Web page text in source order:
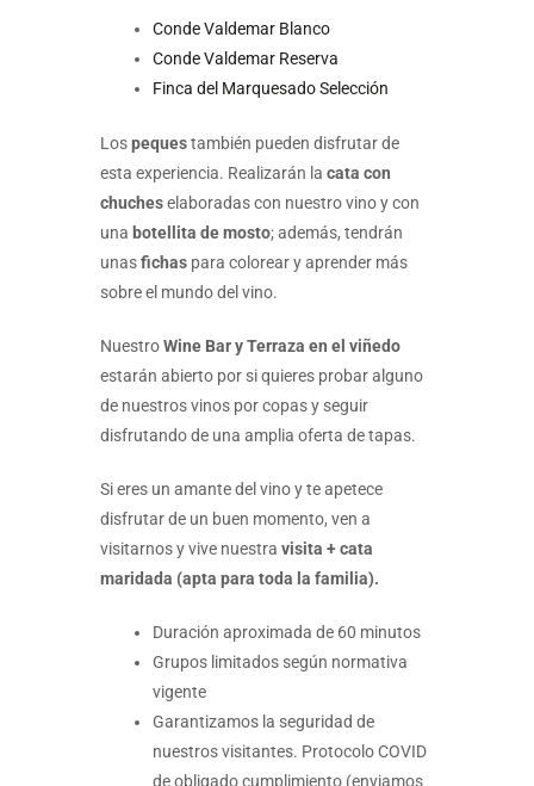
Conde Valdemar Blanco
Conde Valdemar Reserva
Finca del Marquesado Selección
Lospequestambién pueden disfrutar de
esta experiencia. Realizarán la cata con
chucheselaboradas con nuestro vino y con
una botellita de mosto; además, tendrán
unasfichas para colorear y aprender más
sobre el mundo del vino.
NuestroWine Bar y Terraza en el viñedo
estarán abierto por si quieres probar alguno
de nuestros vinos por copas y seguir
disfrutando de una amplia oferta de tapas.
Si eres un amante del vino y te apetece
disfrutar de un buen momento, ven a
visitarnos y vive nuestra visita + cata
maridada (apta para toda la familia).
Duración aproximada de 60 minutos
Grupos limitados según normativa
vigente
Garantizamos la seguridad de
nuestros visitantes. Protocolo COVID
de obligado cumplimiento (enviamos